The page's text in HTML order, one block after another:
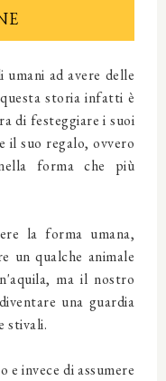
ad avere delle
storia infatti è
di festeggiare i suoi
il suo regalo, ovvero
forma che più
la forma umana,
un qualche animale
ma il nostro
una guardia
stivali.
invece di assumere